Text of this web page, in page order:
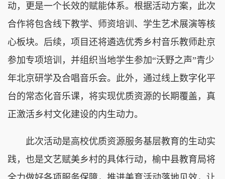
动，更是一个长效的赋能体系。根据活动方案，此次
合作将包含线下教学、师资培训、学生艺术展演等核
心板块。后续，项目还将遴选优秀乡村音乐教师赴京
参加专项培训，并组织当地学生参加“沃野之声”青少
年北京研学及合唱音乐会。此外，通过线上数字化平
台的常态化音乐课，将实现优质资源的长期覆盖，真
正激活乡村文化建设的内生动力。
此次活动是高校优质资源服务基层教育的生动实
践，也是文艺赋美乡村的具体行动，榆中县教育局将